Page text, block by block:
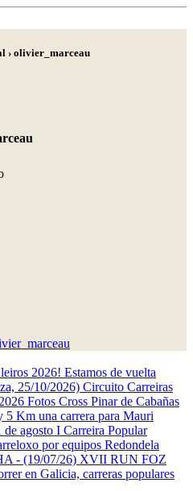
› olivier_marceau
2026! Estamos de vuelta
25/10/2026) Circuito Carreiras
Fotos Cross Pinar de Cabañas
Km una carrera para Mauri
de agosto I Carreira Popular
por equipos Redondela
- (19/07/26) XVII RUN FOZ
en Galicia, carreras populares